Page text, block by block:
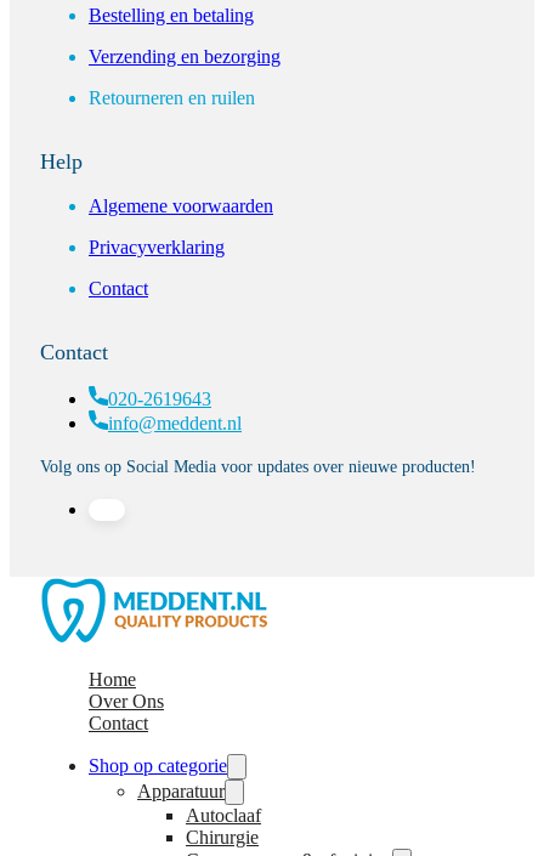
Bestelling en betaling
Verzending en bezorging
Retourneren en ruilen
Help
Algemene voorwaarden
Privacyverklaring
Contact
Contact
020-2619643
info@meddent.nl
Volg ons op Social Media voor updates over nieuwe producten!
Home
Over Ons
Contact
Shop op categorie
Apparatuur
Autoclaaf
Chirurgie